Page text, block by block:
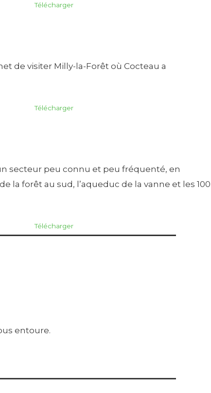
Télécharger
de visiter Milly-la-Forêt où Cocteau a
Télécharger
secteur peu connu et peu fréquenté, en
la forêt au sud, l’aqueduc de la vanne et les 100
Télécharger
entoure.